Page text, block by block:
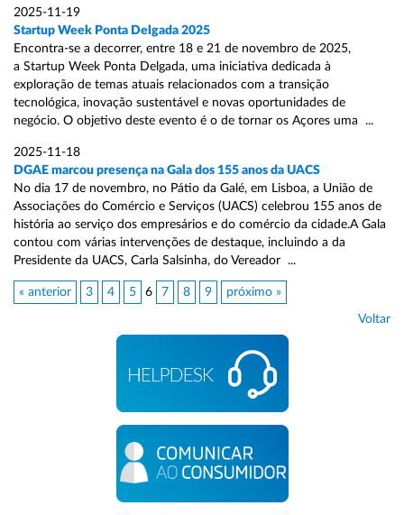
2025-11-19
Startup Week Ponta Delgada 2025
Encontra-se a decorrer, entre 18 e 21 de novembro de 2025,
a Startup Week Ponta Delgada, uma iniciativa dedicada à
exploração de temas atuais relacionados com a transição
tecnológica, inovação sustentável e novas oportunidades de
negócio. O objetivo deste evento é o de tornar os Açores uma ...
2025-11-18
DGAE marcou presença na Gala dos 155 anos da UACS
No dia 17 de novembro, no Pátio da Galé, em Lisboa, a União de
Associações do Comércio e Serviços (UACS) celebrou 155 anos de
história ao serviço dos empresários e do comércio da cidade.A Gala
contou com várias intervenções de destaque, incluindo a da
Presidente da UACS, Carla Salsinha, do Vereador ...
« anterior 3 4 5 6 7 8 9 próximo »
Voltar